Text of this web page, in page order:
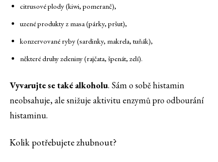
citrusové plody (kiwi, pomeranč),
uzené produkty z masa (párky, pršut),
konzervované ryby (sardinky, makrela, tuňák),
některé druhy zeleniny (rajčata, špenát, zelí).
Vyvarujte se také alkoholu. Sám o sobě histamin
neobsahuje, ale snižuje aktivitu enzymů pro odbourání
histaminu.
Kolik potřebujete zhubnout?